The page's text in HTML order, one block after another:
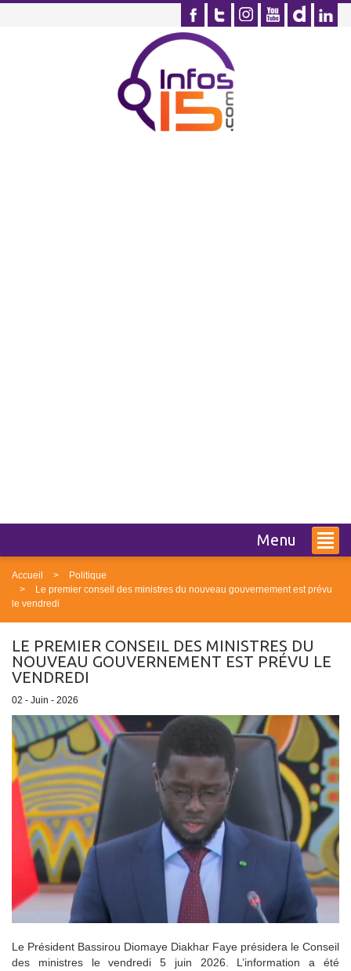
Menu
Accueil
Politique
Le premier conseil des ministres du nouveau gouvernement est prévu
le vendredi
LE PREMIER CONSEIL DES MINISTRES DU
NOUVEAU GOUVERNEMENT EST PRÉVU LE
VENDREDI
02 - Juin - 2026
Le Président Bassirou Diomaye Diakhar Faye présidera le Conseil
des ministres le vendredi 5 juin 2026. L’information a été